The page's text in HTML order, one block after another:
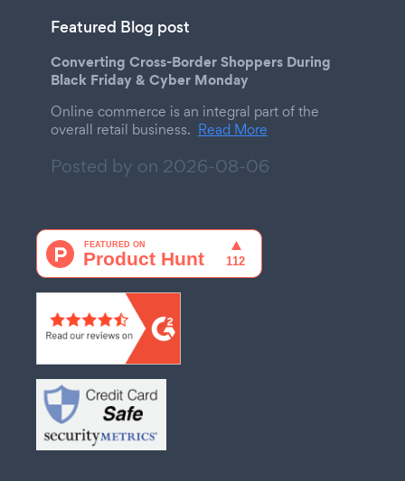
Featured Blog post
Converting Cross-Border Shoppers During
Black Friday & Cyber Monday
Online commerce is an integral part of the
overall retail business. Read More
Posted by on 2026-08-06